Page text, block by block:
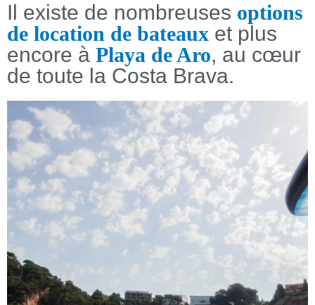
Il existe de nombreuses options
de location de bateaux et plus
encore à Playa de Aro, au cœur
de toute la Costa Brava.